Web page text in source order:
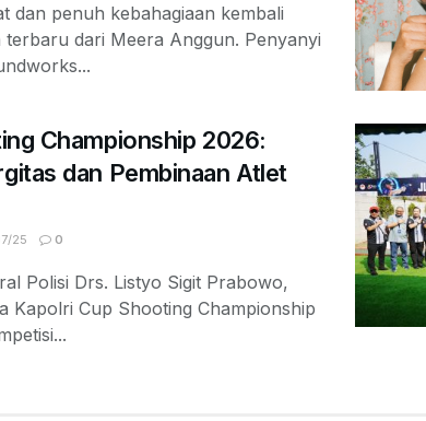
dan penuh kebahagiaan kembali
dari Meera Anggun. Penyanyi
Championship 2026:
dan Pembinaan Atlet
25 0
Polisi Drs. Listyo Sigit Prabowo,
Kapolri Cup Shooting Championship